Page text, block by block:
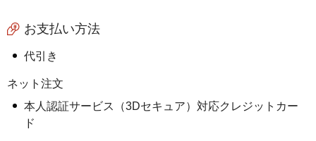
お支払い方法
代引き
ネット注文
本人認証サービス（3Dセキュア）対応クレジットカー
ド